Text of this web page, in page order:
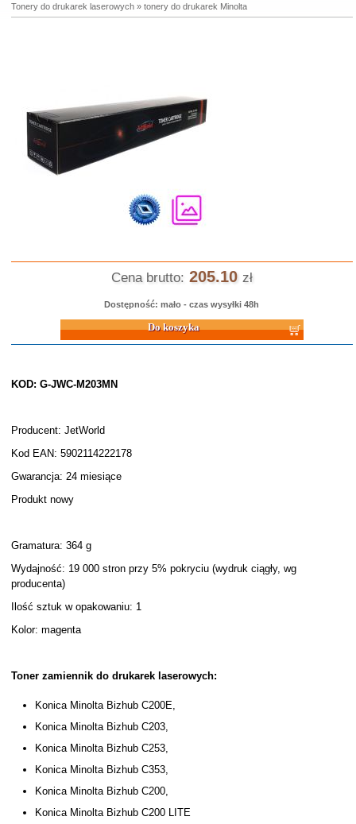
Tonery do drukarek laserowych» tonery do drukarek Minolta
Cena brutto: 205.10 zł
Dostępność: mało - czas wysyłki 48h
Do koszyka
KOD: G-JWC-M203MN
Producent: JetWorld
Kod EAN: 5902114222178
Gwarancja: 24 miesiące
Produkt nowy
Gramatura: 364 g
Wydajność: 19 000 stron przy 5% pokryciu (wydruk ciągły, wg
producenta)
Ilość sztuk w opakowaniu: 1
Kolor: magenta
Toner zamiennik do drukarek laserowych:
Konica Minolta Bizhub C200E,
Konica Minolta Bizhub C203,
Konica Minolta Bizhub C253,
Konica Minolta Bizhub C353,
Konica Minolta Bizhub C200,
Konica Minolta Bizhub C200 LITE